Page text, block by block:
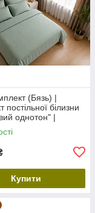
(Бязь) |
постільної білизни
однотон" |
240х220 см
Купити